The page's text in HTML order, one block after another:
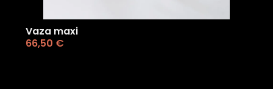
Vaza maxi
66,50 €